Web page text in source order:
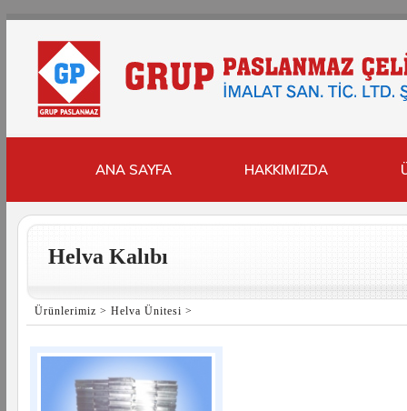
ANA SAYFA HAKKIMIZDA
Helva Kalıbı
Ürünlerimiz > Helva Ünitesi >